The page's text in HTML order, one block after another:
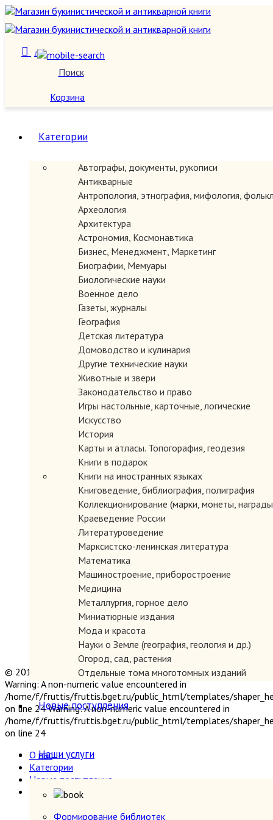
Поиск
1
Корзина
Категории
Автографы, документы, рукописи
Антикварные
Антропология, этнография, мифология,
Археология
Архитектура
Астрономия, Космонавтика
Бизнес, Менеджмент, Маркетинг
Биографии, Мемуары
Биологические науки
Военное дело
Газеты, журналы
География
Детская литература
Домоводство и кулинария
Другие технические науки
Животные и звери
Законодательство и право
Игры настольные, карточные, логические
Искусство
История
Карты и атласы. Топогорафия, геодезия
Книги в подарок
Книги на иностранных языках
Книговедение, библиография, полиграфия
Коллекционирование (марки, монеты,
Краеведение России
Литературоведение
Марксистско-ленинская литература
Математика
Машиностроение, приборостроение
Медицина
Металлургия, горное дело
Миниатюрные издания
Мода и красота
Науки о Земле (география, геология и др.)
Огород, сад, растения
Отдельные тома многотомных изданий
Открытки
Охота и рыбалка
Педагогика
Политология, геополитика, дипломатия
Промышленность, производство
Религия
Сатира и юмор
Новые поступления
Наши услуги
Формирование библиотек
© 2019 "Параграф" Покупка и продажа антикварных книг
Warning: A non-numeric value encountered in
/home/f/fruttis/fruttis.bget.ru/public_html/templates/
on line 24 Warning: A non-numeric value encountered in
/home/f/fruttis/fruttis.bget.ru/public_html/templates/
on line 24
О нас
Категории
Новые поступления
Наши услуги
Прием книг